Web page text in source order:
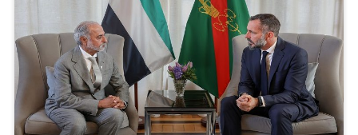
عدم المساواة والاضطرابات الاجتماعية، والتي غالباً ما تنشأ
نتيجة الاختلافات الثقافية والانقسامات الأيديولوجية. في ظل
عالم تسوده العولمة والترابط المتزايد، يمثل تعزيز ثقافة
التسامح استراتيجية محورية لدعم الاستقرار الاقتصادي
والاجتماعي، فالمجتمعات التي تعتمد نهجًا متوازنًا يعزز الحوار